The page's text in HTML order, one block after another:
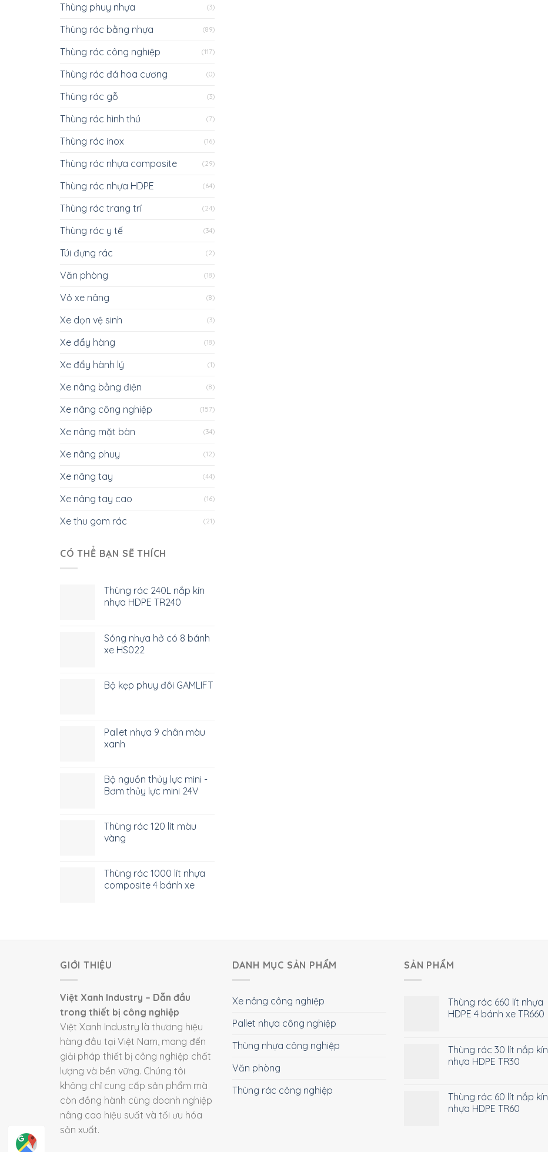
Thùng phuy nhựa (3)
Thùng rác bằng nhựa (89)
Thùng rác công nghiệp (117)
Thùng rác đá hoa cương (0)
Thùng rác gỗ (3)
Thùng rác hình thú (7)
Thùng rác inox (16)
Thùng rác nhựa composite (29)
Thùng rác nhựa HDPE (64)
Thùng rác trang trí (24)
Thùng rác y tế (34)
Túi đựng rác (2)
Văn phòng (18)
Vỏ xe nâng (8)
Xe dọn vệ sinh (3)
Xe đẩy hàng (18)
Xe đẩy hành lý (1)
Xe nâng bằng điện (8)
Xe nâng công nghiệp (157)
Xe nâng mặt bàn (34)
Xe nâng phuy (12)
Xe nâng tay (44)
Xe nâng tay cao (16)
Xe thu gom rác (21)
CÓ THỂ BẠN SẼ THÍCH
Thùng rác 240L nắp kín
nhựa HDPE TR240
Sóng nhựa hở có 8 bánh
xe HS022
Bộ kẹp phuy đôi GAMLIFT
Pallet nhựa 9 chân màu
xanh
Bộ nguồn thủy lực mini -
Bơm thủy lực mini 24V
Thùng rác 120 lít màu
vàng
Thùng rác 1000 lít nhựa
composite 4 bánh xe
GIỚI THIỆU
Việt Xanh Industry – Dẫn đầu
trong thiết bị công nghiệp
Việt Xanh Industry là thương hiệu
hàng đầu tại Việt Nam, mang đến
giải pháp thiết bị công nghiệp chất
lượng và bền vững. Chúng tôi
không chỉ cung cấp sản phẩm mà
còn đồng hành cùng doanh nghiệp
nâng cao hiệu suất và tối ưu hóa
sản xuất.
DANH MỤC SẢN PHẨM
Xe nâng công nghiệp
Pallet nhựa công nghiệp
Thùng nhựa công nghiệp
Văn phòng
Thùng rác công nghiệp
SẢN PHẨM
Thùng rác 660 lít nhựa
HDPE 4 bánh xe TR660
Thùng rác 30 lít nắp kín
nhựa HDPE TR30
Thùng rác 60 lít nắp kín
nhựa HDPE TR60